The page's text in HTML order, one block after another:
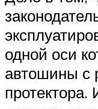
одной оси
автошины с
протектора.